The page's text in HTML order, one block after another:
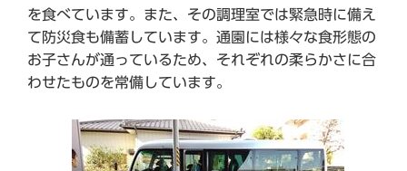
を食べています。また、その調理室では緊急時に備え
て防災食も備蓄しています。通園には様々な食形態の
お子さんが通っているため、それぞれの柔らかさに合
わせたものを常備しています。